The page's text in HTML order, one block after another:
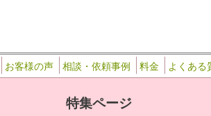
お客様の声 相談・依頼事例 料金 よくある
特集ページ